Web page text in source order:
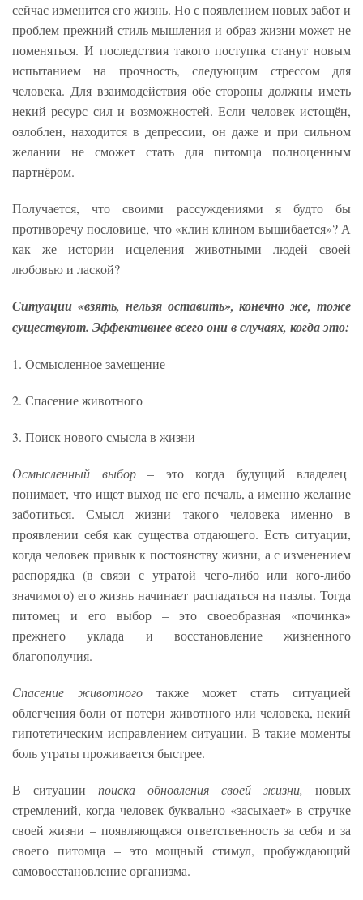
сейчас изменится его жизнь. Но с появлением новых забот и
проблем прежний стиль мышления и образ жизни может не
поменяться. И последствия такого поступка станут новым
испытанием на прочность, следующим стрессом для
человека. Для взаимодействия обе стороны должны иметь
некий ресурс сил и возможностей. Если человек истощён,
озлоблен, находится в депрессии, он даже и при сильном
желании не сможет стать для питомца полноценным
партнёром.
Получается, что своими рассуждениями я будто бы
противоречу пословице, что «клин клином вышибается»? А
как же истории исцеления животными людей своей
любовью и лаской?
Ситуации «взять, нельзя оставить», конечно же, тоже
существуют. Эффективнее всего они в случаях, когда это:
1. Осмысленное замещение
2. Спасение животного
3. Поиск нового смысла в жизни
Осмысленный выбор– это когда будущий владелец
понимает, что ищет выход не его печаль, а именно желание
заботиться. Смысл жизни такого человека именно в
проявлении себя как существа отдающего. Есть ситуации,
когда человек привык к постоянству жизни, а с изменением
распорядка (в связи с утратой чего-либо или кого-либо
значимого) его жизнь начинает распадаться на пазлы. Тогда
питомец и его выбор – это своеобразная «починка»
прежнего уклада и восстановление жизненного
благополучия.
Спасение животноготакже может стать ситуацией
облегчения боли от потери животного или человека, некий
гипотетическим исправлением ситуации. В такие моменты
боль утраты проживается быстрее.
В ситуации поиска обновления своей жизни, новых
стремлений, когда человек буквально «засыхает» в стручке
своей жизни – появляющаяся ответственность за себя и за
своего питомца – это мощный стимул, пробуждающий
самовосстановление организма.